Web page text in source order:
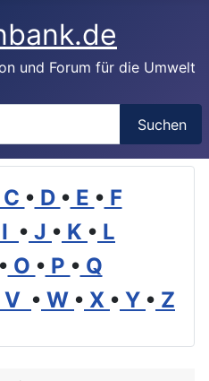
und Forum für die Umwelt
Suchen
C • D • E • F
I • J • K • L
• O • P • Q
V • W • X • Y • Z